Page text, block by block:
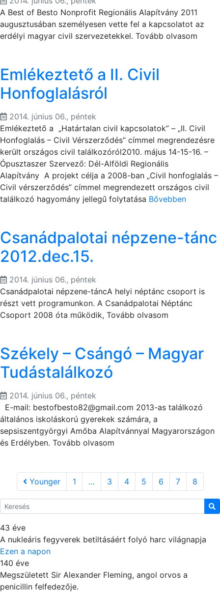
A Best of Besto Nonprofit Regionális Alapítvány 2011
augusztusában személyesen vette fel a kapcsolatot az
erdélyi magyar civil szervezetekkel. Tovább olvasom
Emlékeztető a II. Civil
Honfoglalásról
2014. június 06., péntek
Emlékeztető a „Határtalan civil kapcsolatok” – „II. Civil
Honfoglalás – Civil Vérszerződés” címmel megrendezésre
került országos civil találkozóról2010. május 14-15-16. –
Ópusztaszer Szervező: Dél-Alföldi Regionális
Alapítvány A projekt célja a 2008-ban „Civil honfoglalás –
Civil vérszerződés” címmel megrendezett országos civil
találkozó hagyomány jellegű folytatása Bővebben
Csanádpalotai népzene-tánc
2012.dec.15.
2014. június 06., péntek
Csanádpalotai népzene-táncA helyi néptánc csoport is
részt vett programunkon. A Csanádpalotai Néptánc
Csoport 2008 óta működik, Tovább olvasom
Székely – Csángó – Magyar
Tudástalálkozó
2014. június 06., péntek
E-mail: bestofbesto82@gmail.com 2013-as találkozó
általános iskoláskorú gyerekek számára, a
sepsiszentgyörgyi Amőba Alapítvánnyal Magyarországon
és Erdélyben. Tovább olvasom
Younger 1 … 3 4 5 6 7 8
43 éve
A nukleáris fegyverek betiltásáért folyó harc világnapja
Ezen a napon
140 éve
Megszületett Sir Alexander Fleming, angol orvos a
penicillin felfedezője.